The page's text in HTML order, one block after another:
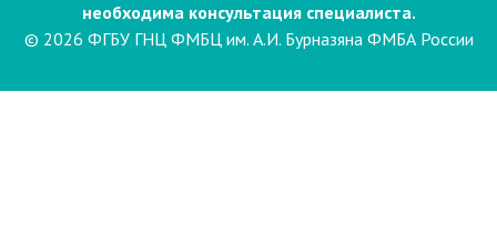
необходима консультация специалиста.
© 2026 ФГБУ ГНЦ ФМБЦ им. А.И. Бурназяна ФМБА России